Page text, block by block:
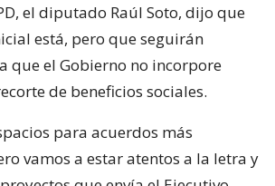
el diputado Raúl Soto, dijo que
está, pero que seguirán
que el Gobierno no incorpore
de beneficios sociales.
para acuerdos más
vamos a estar atentos a la letra y